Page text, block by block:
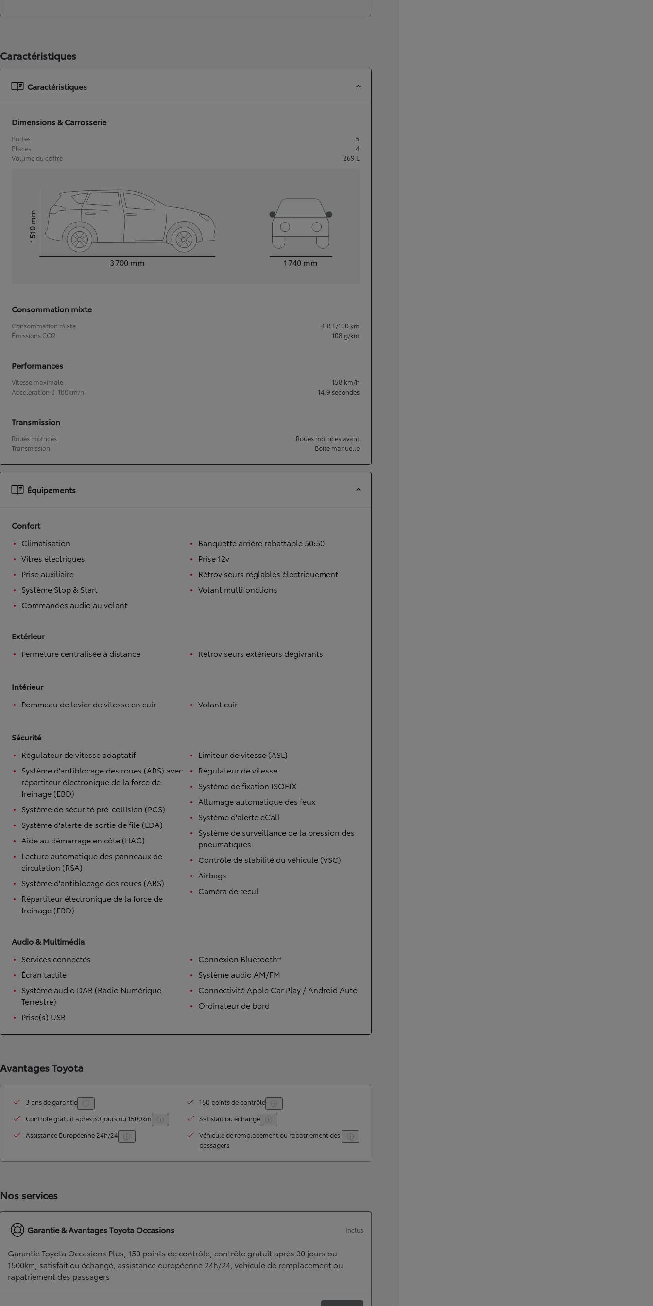
À partir de 19 700 €
Nouvelle Yaris Cross
HYBRIDE
HYBRIDE OU HYBRIDE RECHARGEABLE
Caractéristiques
Caractéristiques
Dimensions & Carrosserie
Portes
5
Places
4
Volume du coffre
269 L
3 700 mm
Hauteur1 510
mm
1 740 mm
Consommation mixte
Consommation mixte 4,8 L/100 km
Émissions CO2
108 g/km
Performances
Vitesse maximale 158 km/h
Accélération 0-100km/h
14,9 secondes
Transmission
Roues motrices
Roues motrices avant
Transmission
Boîte manuelle
Équipements
Confort
Climatisation
Vitres électriques
Prise auxiliaire
Système Stop & Start
Commandes audio au volant
Banquette arrière rabattable 50:50
Prise 12v
Rétroviseurs réglables électriquement
Volant multifonctions
Extérieur
Fermeture centralisée à distance
Rétroviseurs extérieurs dégivrants
Intérieur
Pommeau de levier de vitesse en cuir
Volant cuir
Sécurité
Régulateur de vitesse adaptatif
Système d'antiblocage des roues (ABS) avec
répartiteur électronique de la force de
freinage (EBD)
Système de sécurité pré-collision (PCS)
Système d'alerte de sortie de file (LDA)
Aide au démarrage en côte (HAC)
Lecture automatique des panneaux de
circulation (RSA)
Système d'antiblocage des roues (ABS)
Répartiteur électronique de la force de
freinage (EBD)
Limiteur de vitesse (ASL)
Régulateur de vitesse
Système de fixation ISOFIX
Allumage automatique des feux
Système d'alerte eCall
Système de surveillance de la pression des
pneumatiques
Contrôle de stabilité du véhicule (VSC)
Airbags
Caméra de recul
Audio & Multimédia
Services connectés
Écran tactile
Système audio DAB (Radio Numérique
Terrestre)
Prise(s) USB
Connexion Bluetooth®
Système audio AM/FM
Connectivité Apple Car Play / Android Auto
Ordinateur de bord
Avantages Toyota
3 ans de garantie
150 points de contrôle
Contrôle gratuit après 30 jours ou 1500km
Satisfait ou échangé
Assistance Européenne 24h/24
Véhicule de remplacement ou rapatriement des
passagers
Nos services
Garantie & Avantages Toyota Occasions Inclus
Garantie Toyota Occasions Plus, 150 points de contrôle, contrôle gratuit après 30 jours ou
1500km, satisfait ou échangé, assistance européenne 24h/24, véhicule de remplacement ou
rapatriement des passagers